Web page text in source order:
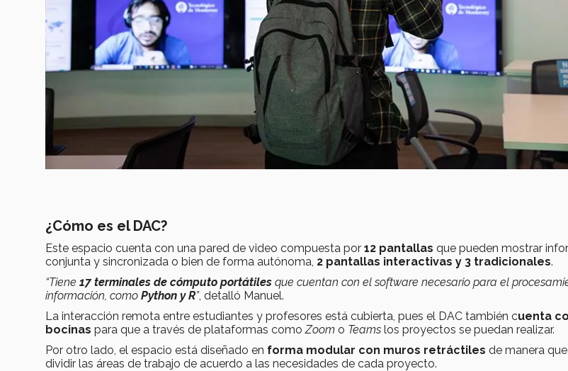
¿Cómo es el DAC?
Este espacio cuenta con una pared de video compuesta por 12 pantallas que pueden mostrar
conjunta y sincronizada o bien de forma autónoma, 2 pantallas interactivas y 3 tradicionales.
“Tiene 17 terminales de cómputo portátiles que cuentan con el software necesario para el
información, como Python y R”, detalló Manuel.
La interacción remota entre estudiantes y profesores está cubierta, pues el DAC también cuenta
bocinas para que a través de plataformas comoZoom o Teams los proyectos se puedan realizar.
Por otro lado, el espacio está diseñado en forma modular con muros retráctiles de manera
dividir las áreas de trabajo de acuerdo a las necesidades de cada proyecto.